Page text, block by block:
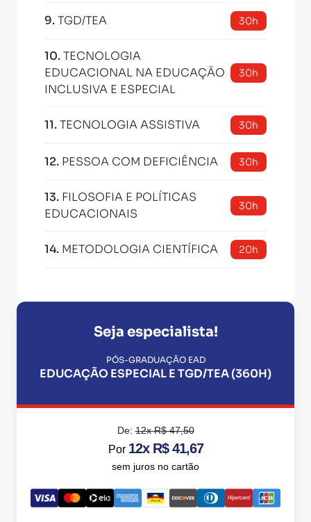
9.TGD/TEA 30h
10.TECNOLOGIA
EDUCACIONAL NA EDUCAÇÃO
INCLUSIVA E ESPECIAL
30h
11.TECNOLOGIA ASSISTIVA 30h
12. PESSOA COM DEFICIÊNCIA 30h
13. FILOSOFIA E POLÍTICAS
EDUCACIONAIS
30h
14. METODOLOGIA CIENTÍFICA 20h
Seja especialista!
PÓS-GRADUAÇÃO EAD
EDUCAÇÃO ESPECIAL E TGD/TEA (360H)
De:12x R$ 47,50
Por 12x R$ 41,67
sem juros no cartão